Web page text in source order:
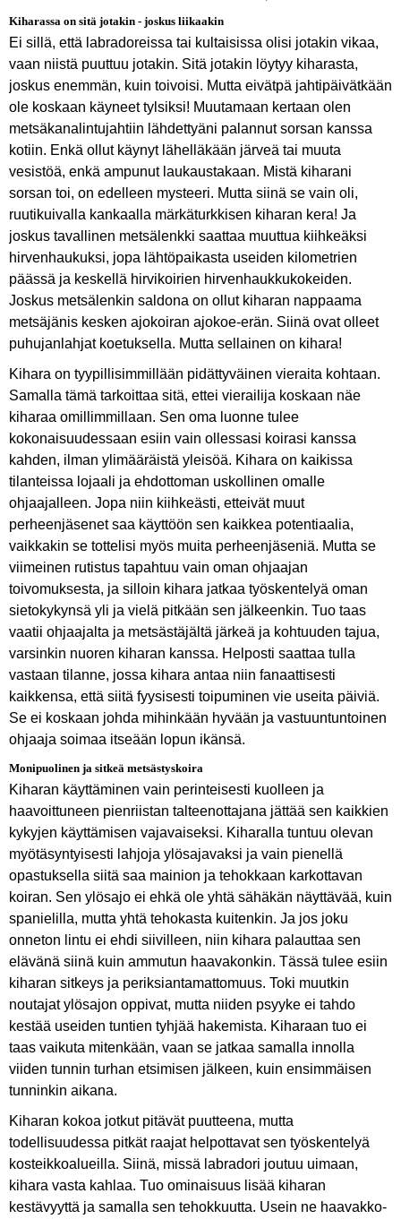
Kiharassa on sitä jotakin - joskus liikaakin
Ei sillä, että labradoreissa tai kultaisissa olisi jotakin vikaa,
vaan niistä puuttuu jotakin. Sitä jotakin löytyy kiharasta,
joskus enemmän, kuin toivoisi. Mutta eivätpä jahtipäivätkään
ole koskaan käyneet tylsiksi! Muutamaan kertaan olen
metsäkanalintujahtiin lähdettyäni palannut sorsan kanssa
kotiin. Enkä ollut käynyt lähelläkään järveä tai muuta
vesistöä, enkä ampunut laukaustakaan. Mistä kiharani
sorsan toi, on edelleen mysteeri. Mutta siinä se vain oli,
ruutikuivalla kankaalla märkäturkkisen kiharan kera! Ja
joskus tavallinen metsälenkki saattaa muuttua kiihkeäksi
hirvenhaukuksi, jopa lähtöpaikasta useiden kilometrien
päässä ja keskellä hirvikoirien hirvenhaukkukokeiden.
Joskus metsälenkin saldona on ollut kiharan nappaama
metsäjänis kesken ajokoiran ajokoe-erän. Siinä ovat olleet
puhujanlahjat koetuksella. Mutta sellainen on kihara!
Kihara on tyypillisimmillään pidättyväinen vieraita kohtaan.
Samalla tämä tarkoittaa sitä, ettei vierailija koskaan näe
kiharaa omillimmillaan. Sen oma luonne tulee
kokonaisuudessaan esiin vain ollessasi koirasi kanssa
kahden, ilman ylimääräistä yleisöä. Kihara on kaikissa
tilanteissa lojaali ja ehdottoman uskollinen omalle
ohjaajalleen. Jopa niin kiihkeästi, etteivät muut
perheenjäsenet saa käyttöön sen kaikkea potentiaalia,
vaikkakin se tottelisi myös muita perheenjäseniä. Mutta se
viimeinen rutistus tapahtuu vain oman ohjaajan
toivomuksesta, ja silloin kihara jatkaa työskentelyä oman
sietokykynsä yli ja vielä pitkään sen jälkeenkin. Tuo taas
vaatii ohjaajalta ja metsästäjältä järkeä ja kohtuuden tajua,
varsinkin nuoren kiharan kanssa. Helposti saattaa tulla
vastaan tilanne, jossa kihara antaa niin fanaattisesti
kaikkensa, että siitä fyysisesti toipuminen vie useita päiviä.
Se ei koskaan johda mihinkään hyvään ja vastuuntuntoinen
ohjaaja soimaa itseään lopun ikänsä.
Monipuolinen ja sitkeä metsästyskoira
Kiharan käyttäminen vain perinteisesti kuolleen ja
haavoittuneen pienriistan talteenottajana jättää sen kaikkien
kykyjen käyttämisen vajavaiseksi. Kiharalla tuntuu olevan
myötäsyntyisesti lahjoja ylösajavaksi ja vain pienellä
opastuksella siitä saa mainion ja tehokkaan karkottavan
koiran. Sen ylösajo ei ehkä ole yhtä sähäkän näyttävää, kuin
spanielilla, mutta yhtä tehokasta kuitenkin. Ja jos joku
onneton lintu ei ehdi siivilleen, niin kihara palauttaa sen
elävänä siinä kuin ammutun haavakonkin. Tässä tulee esiin
kiharan sitkeys ja periksiantamattomuus. Toki muutkin
noutajat ylösajon oppivat, mutta niiden psyyke ei tahdo
kestää useiden tuntien tyhjää hakemista. Kiharaan tuo ei
taas vaikuta mitenkään, vaan se jatkaa samalla innolla
viiden tunnin turhan etsimisen jälkeen, kuin ensimmäisen
tunninkin aikana.
Kiharan kokoa jotkut pitävät puutteena, mutta
todellisuudessa pitkät raajat helpottavat sen työskentelyä
kosteikkoalueilla. Siinä, missä labradori joutuu uimaan,
kihara vasta kahlaa. Tuo ominaisuus lisää kiharan
kestävyyttä ja samalla sen tehokkuutta. Usein ne haavakko-